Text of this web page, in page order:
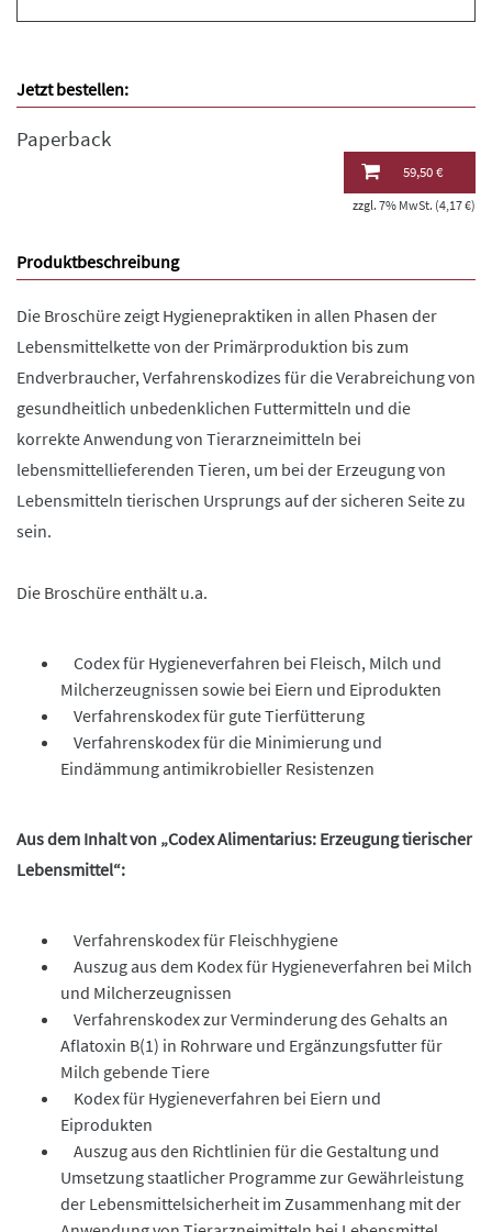
Jetzt bestellen:
Paperback
59,50 €
zzgl. 7% MwSt. (4,17 €)
Produktbeschreibung
Die Broschüre zeigt Hygienepraktiken in allen Phasen der
Lebensmittelkette von der Primärproduktion bis zum
Endverbraucher, Verfahrenskodizes für die Verabreichung von
gesundheitlich unbedenklichen Futtermitteln und die
korrekte Anwendung von Tierarzneimitteln bei
lebensmittellieferenden Tieren, um bei der Erzeugung von
Lebensmitteln tierischen Ursprungs auf der sicheren Seite zu
sein.
Die Broschüre enthält u.a.
Codex für Hygieneverfahren bei Fleisch, Milch und
Milcherzeugnissen sowie bei Eiern und Eiprodukten
Verfahrenskodex für gute Tierfütterung
Verfahrenskodex für die Minimierung und
Eindämmung antimikrobieller Resistenzen
Aus dem Inhalt von „Codex Alimentarius: Erzeugung tierischer
Lebensmittel“:
Verfahrenskodex für Fleischhygiene
Auszug aus dem Kodex für Hygieneverfahren bei Milch
und Milcherzeugnissen
Verfahrenskodex zur Verminderung des Gehalts an
Aflatoxin B(1) in Rohrware und Ergänzungsfutter für
Milch gebende Tiere
Kodex für Hygieneverfahren bei Eiern und
Eiprodukten
Auszug aus den Richtlinien für die Gestaltung und
Umsetzung staatlicher Programme zur Gewährleistung
der Lebensmittelsicherheit im Zusammenhang mit der